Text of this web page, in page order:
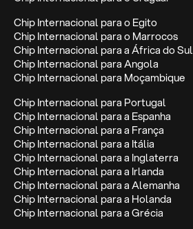
Chip Internacional para o Egito
Chip Internacional para o Marrocos
Chip Internacional para a África do Sul
Chip Internacional para Angola
Chip Internacional para Moçambique
Chip Internacional para Portugal
Chip Internacional para a Espanha
Chip Internacional para a França
Chip Internacional para a Itália
Chip Internacional para a Inglaterra
Chip Internacional para a Irlanda
Chip Internacional para a Alemanha
Chip Internacional para a Holanda
Chip Internacional para a Grécia